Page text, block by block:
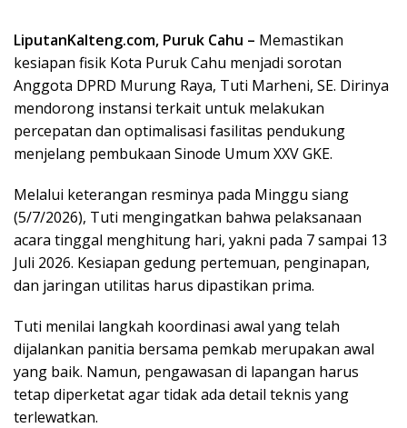
LiputanKalteng.com, Puruk Cahu – Memastikan
kesiapan fisik Kota Puruk Cahu menjadi sorotan
Anggota DPRD Murung Raya, Tuti Marheni, SE. Dirinya
mendorong instansi terkait untuk melakukan
percepatan dan optimalisasi fasilitas pendukung
menjelang pembukaan Sinode Umum XXV GKE.
Melalui keterangan resminya pada Minggu siang
(5/7/2026), Tuti mengingatkan bahwa pelaksanaan
acara tinggal menghitung hari, yakni pada 7 sampai 13
Juli 2026. Kesiapan gedung pertemuan, penginapan,
dan jaringan utilitas harus dipastikan prima.
Tuti menilai langkah koordinasi awal yang telah
dijalankan panitia bersama pemkab merupakan awal
yang baik. Namun, pengawasan di lapangan harus
tetap diperketat agar tidak ada detail teknis yang
terlewatkan.